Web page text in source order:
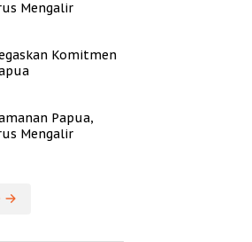
Mengalir
Komitmen
Papua,
Mengalir